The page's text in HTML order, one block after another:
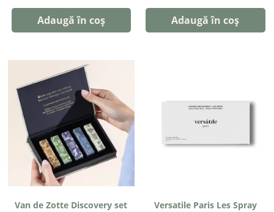
Adaugă în coș Adaugă în coș
Van de Zotte Discovery set
Versatile Paris Les Spray